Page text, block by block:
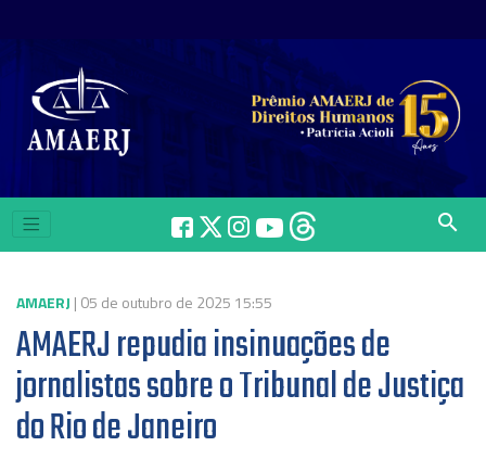
search
AMAERJ | 05 de outubro de 2025 15:55
AMAERJ repudia insinuações de
jornalistas sobre o Tribunal de Justiça
do Rio de Janeiro